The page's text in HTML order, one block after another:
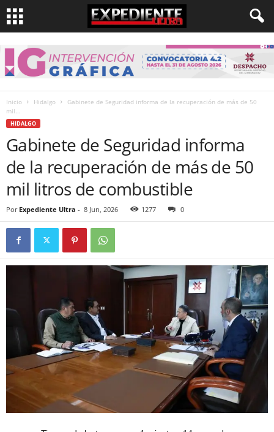
Inicio Hidalgo
Gabinete de Seguridad informa de la recuperación de más de 50
mil...
HIDALGO
Gabinete de Seguridad informa
de la recuperación de más de 50
mil litros de combustible
Por Expediente Ultra - 8 Jun, 2026 1277 0